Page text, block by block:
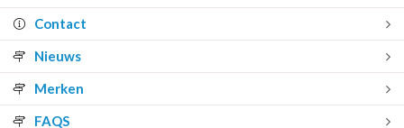
Contact
Nieuws
Merken
FAQS